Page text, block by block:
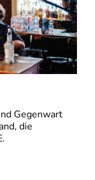
Gegenwart
die